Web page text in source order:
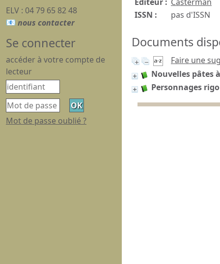
Editeur : Casterman
ISSN :
pas d'ISSN
Documents
Faire une
Nouvelles pâtes
Personnages
ELV : 04 79 65 82 48
Se connecter
accéder à votre compte de
lecteur
Mot de passe oublié ?